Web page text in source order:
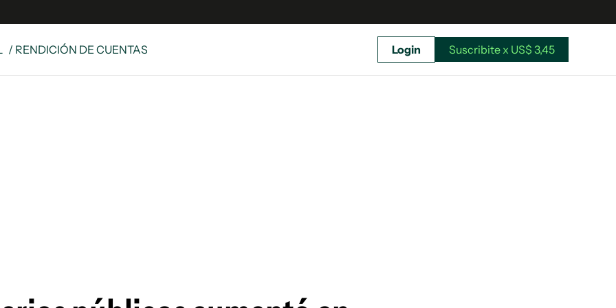
/ RENDICIÓN DE CUENTAS Login Suscribite x US$ 3,45